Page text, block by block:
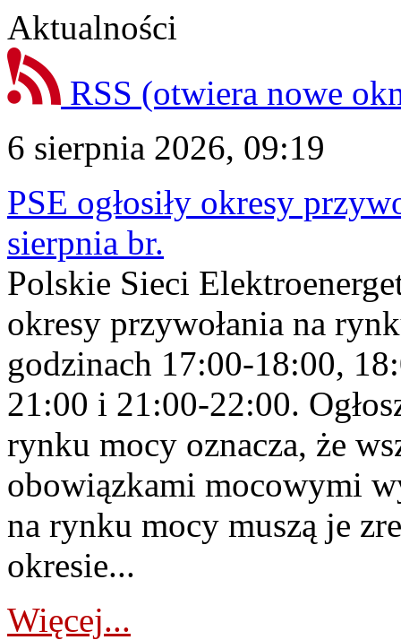
Aktualności
RSS (otwiera nowe
6 sierpnia 2026, 09:19
PSE ogłosiły okresy
sierpnia br.
Polskie Sieci
okresy przywołania na
godzinach 17:00-18:00,
21:00 i 21:00-22:00.
rynku mocy oznacza, że
obowiązkami mocowymi
na rynku mocy muszą je
okresie...
Więcej...